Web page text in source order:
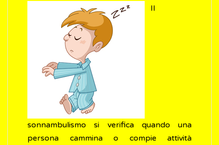
Il
sonnambulismo si verifica quando una
persona cammina o compie attività